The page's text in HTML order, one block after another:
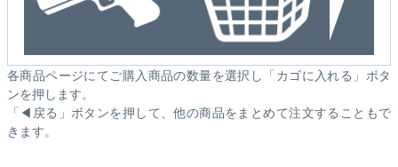
各商品ページにてご購入商品の数量を選択し「カゴに入れる」ボタ
ンを押します。
「◀戻る」ボタンを押して、他の商品をまとめて注文することもで
きます。